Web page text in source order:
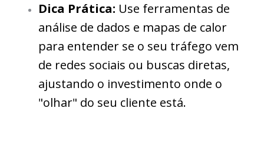
Dica Prática: Use ferramentas de
análise de dados e mapas de calor
para entender se o seu tráfego vem
de redes sociais ou buscas diretas,
ajustando o investimento onde o
"olhar" do seu cliente está.